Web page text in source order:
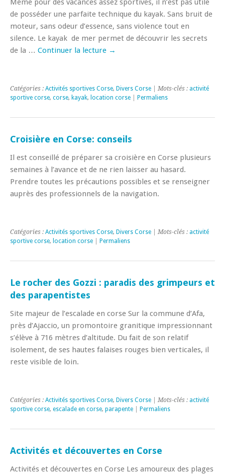
de posséder une parfaite technique du kayak. Sans bruit de
moteur, sans odeur d’essence, sans violence tout en
silence. Le kayak de mer permet de découvrir les secrets
de la … Continuer la lecture →
Catégories : Activités sportives Corse, Divers Corse | Mots-clés : activité
sportive corse, corse, kayak, location corse Permaliens
Croisière en Corse: conseils
Il est conseillé de préparer sa croisière en Corse plusieurs
semaines à l’avance et de ne rien laisser au hasard.
Prendre toutes les précautions possibles et se renseigner
auprès des professionnels de la navigation.
Catégories : Activités sportives Corse, Divers Corse | Mots-clés : activité
sportive corse, location corse Permaliens
Le rocher des Gozzi : paradis des grimpeurs et
des parapentistes
Site majeur de l’escalade en corse Sur la commune d’Afa,
près d’Ajaccio, un promontoire granitique impressionnant
s’élève à 716 mètres d’altitude. Du fait de son relatif
isolement, de ses hautes falaises rouges bien verticales, il
reste visible de loin.
Catégories : Activités sportives Corse, Divers Corse | Mots-clés : activité
sportive corse, escalade en corse, parapente Permaliens
Activités et découvertes en Corse
Activités et découvertes en Corse Les amoureux des plages